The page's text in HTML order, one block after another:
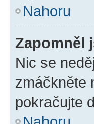
Nahoru
Zapomněl
Nic se
zmáčkněte
pokračujte